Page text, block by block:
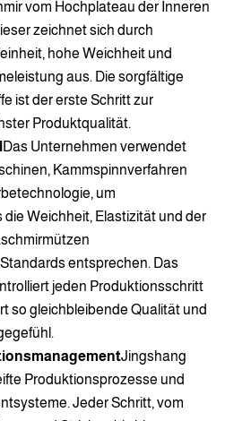
vom Hochplateau der Inneren
zeichnet sich durch
hohe Weichheit und
aus. Die sorgfältige
ist der erste Schritt zur
Produktqualität.
Das Unternehmen verwendet
Kammspinnverfahren
um
Weichheit, Elastizität und der
entsprechen. Das
jeden Produktionsschritt
so gleichbleibende Qualität und
Jingshang
Produktionsprozesse und
Jeder Schritt, vom